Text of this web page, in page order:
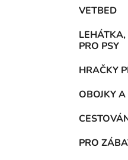
VETBED
LEHÁTKA,
PRO PSY
HRAČKY
OBOJKY
PRO